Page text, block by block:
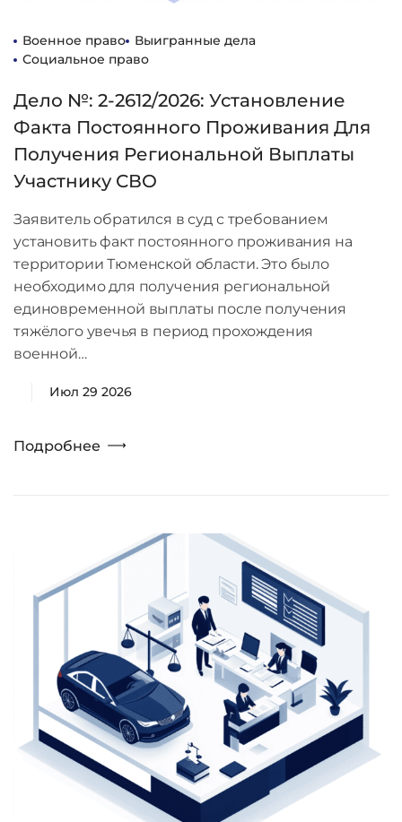
Военное право
Выигранные дела
Социальное право
Дело №: 2-2612/2026: Установление
Факта Постоянного Проживания Для
Получения Региональной Выплаты
Участнику СВО
Заявитель обратился в суд с требованием
установить факт постоянного проживания на
территории Тюменской области. Это было
необходимо для получения региональной
единовременной выплаты после получения
тяжёлого увечья в период прохождения
военной…
Июл 29 2026
Подробнее